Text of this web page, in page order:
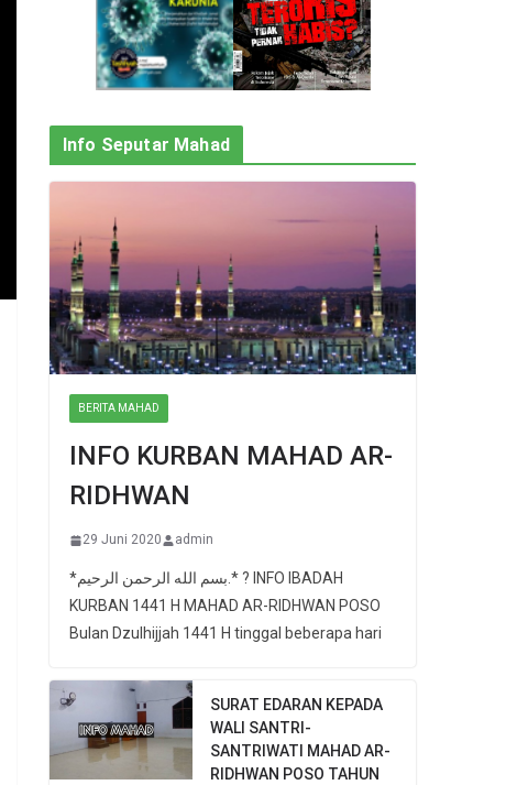
Info Seputar Mahad
BERITA MAHAD
INFO KURBAN MAHAD AR-
RIDHWAN
29 Juni 2020 admin
*بسم الله الرحمن الرحيم.* ? INFO IBADAH
KURBAN 1441 H MAHAD AR-RIDHWAN POSO
Bulan Dzulhijjah 1441 H tinggal beberapa hari
SURAT EDARAN KEPADA
WALI SANTRI-
SANTRIWATI MAHAD AR-
RIDHWAN POSO TAHUN